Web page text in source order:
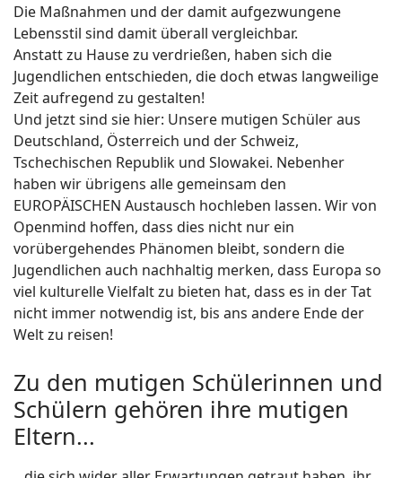
Die Maßnahmen und der damit aufgezwungene
Lebensstil sind damit überall vergleichbar.
Anstatt zu Hause zu verdrießen, haben sich die
Jugendlichen entschieden, die doch etwas langweilige
Zeit aufregend zu gestalten!
Und jetzt sind sie hier: Unsere mutigen Schüler aus
Deutschland, Österreich und der Schweiz,
Tschechischen Republik und Slowakei. Nebenher
haben wir übrigens alle gemeinsam den
EUROPÄISCHEN Austausch hochleben lassen. Wir von
Openmind hoffen, dass dies nicht nur ein
vorübergehendes Phänomen bleibt, sondern die
Jugendlichen auch nachhaltig merken, dass Europa so
viel kulturelle Vielfalt zu bieten hat, dass es in der Tat
nicht immer notwendig ist, bis ans andere Ende der
Welt zu reisen!
Zu den mutigen Schülerinnen und
Schülern gehören ihre mutigen
Eltern...